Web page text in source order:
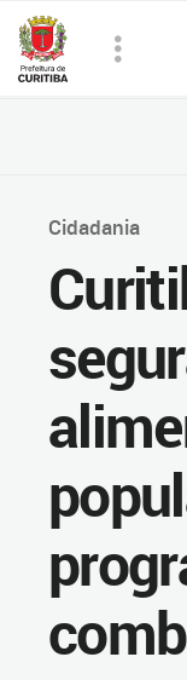
Cidadania